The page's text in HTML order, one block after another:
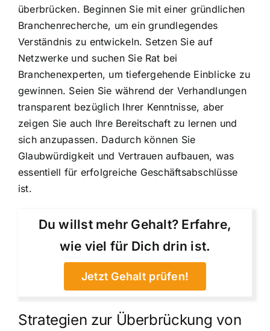
überbrücken. Beginnen Sie mit einer gründlichen
Branchenrecherche, um ein grundlegendes
Verständnis zu entwickeln. Setzen Sie auf
Netzwerke und suchen Sie Rat bei
Branchenexperten, um tiefergehende Einblicke zu
gewinnen. Seien Sie während der Verhandlungen
transparent bezüglich Ihrer Kenntnisse, aber
zeigen Sie auch Ihre Bereitschaft zu lernen und
sich anzupassen. Dadurch können Sie
Glaubwürdigkeit und Vertrauen aufbauen, was
essentiell für erfolgreiche Geschäftsabschlüsse
ist.
Du willst mehr Gehalt? Erfahre,
wie viel für Dich drin ist.
Jetzt Gehalt prüfen!
Strategien zur Überbrückung von